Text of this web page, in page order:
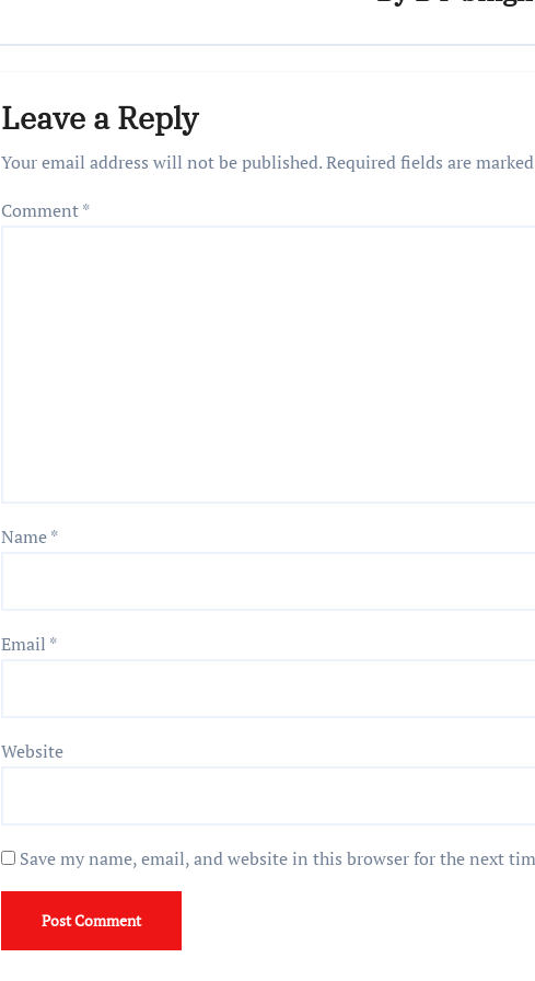
Leave a Reply
Your email address will not be published.Required fields are
Comment*
Name*
Email *
Website
Save my name, email, and website in this browser for the next